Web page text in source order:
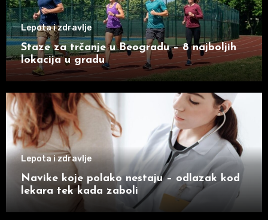
Lepota i zdravlje
Staze za trčanje u Beogradu – 8 najboljih
lokacija u gradu
Lepota i zdravlje
Navike koje polako nestaju – odlazak kod
lekara tek kada zaboli